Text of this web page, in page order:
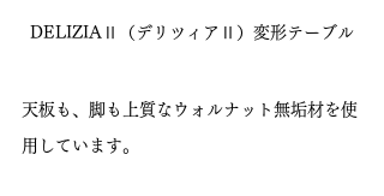
DELIZIAⅡ（デリツィアⅡ）変形テーブル
天板も、脚も上質なウォルナット無垢材を使
用しています。